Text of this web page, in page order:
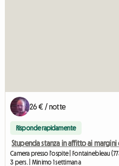
26 € / notte
Risponde rapidamente
Stupenda stanza in affitto ai
Camera presso l'ospite | Fontainebleau
3 pers. | Minimo 1 settimana